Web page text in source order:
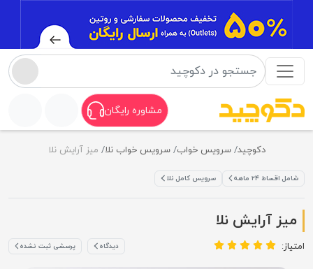
مشاوره رایگان
دکوچید سرویس خواب سرویس خواب نلا میز آرایش نلا
شامل اقساط ۲۴ ماهه سرویس کامل نلا
میز آرایش نلا
امتیاز: دیدگاه پرسشی ثبت نشده